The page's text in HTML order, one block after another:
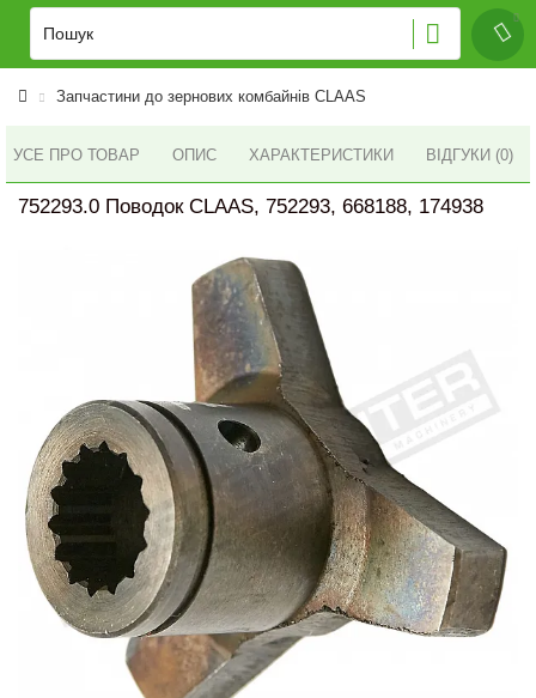
Запчастини до зернових комбайнів CLAAS
УСЕ ПРО ТОВАР ОПИС ХАРАКТЕРИСТИКИ ВІДГУКИ (0)
752293.0 Поводок CLAAS, 752293, 668188, 174938